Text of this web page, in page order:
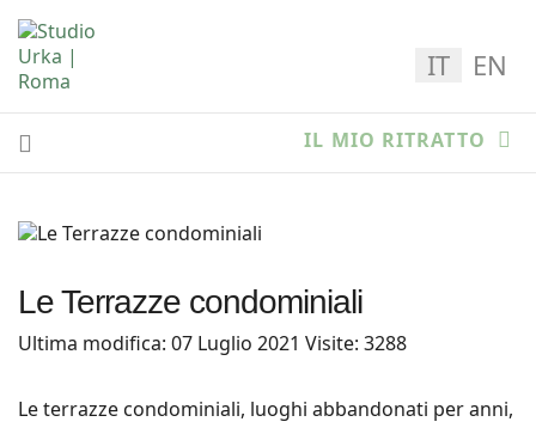
Seleziona
IT EN
IL MIO RITRATTO
Le Terrazze condominiali
Ultima modifica: 07 Luglio 2021 Visite: 3288
Le terrazze condominiali, luoghi abbandonati per anni,